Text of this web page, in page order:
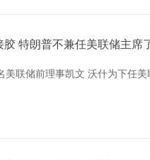
特朗普不兼任美联储主席
美联储前理事凯文 沃什为下任